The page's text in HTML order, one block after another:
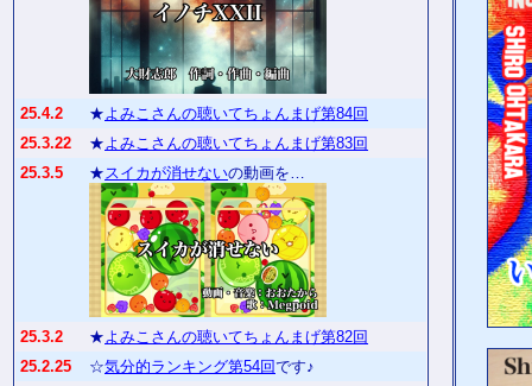
25.4.2 ★よみこさんの聴いてちょんまげ第84回
25.3.22
★よみこさんの聴いてちょんまげ第83回
25.3.5
★スイカが消せないの動画を…
25.3.2 ★よみこさんの聴いてちょんまげ第82回
25.2.25
☆気分的ランキング第54回です♪